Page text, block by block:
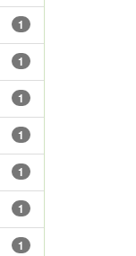
1
1
1
1
1
1
1